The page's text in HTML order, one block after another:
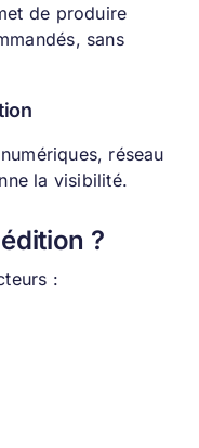
de produire
sans
réseau
la visibilité.
?
: